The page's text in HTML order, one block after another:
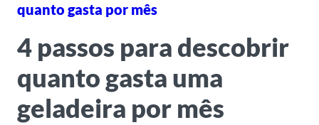
quanto gasta por mês
4 passos para descobrir
quanto gasta uma
geladeira por mês